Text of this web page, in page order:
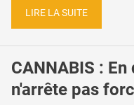
LIRE LA SUITE
CANNABIS :
n'arrête pas